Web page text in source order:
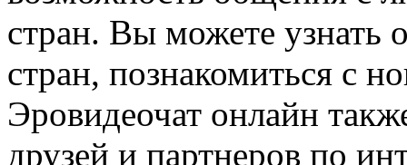
стран. Вы можете узнать
стран, познакомиться с
Эровидеочат онлайн
друзей и партнеров по